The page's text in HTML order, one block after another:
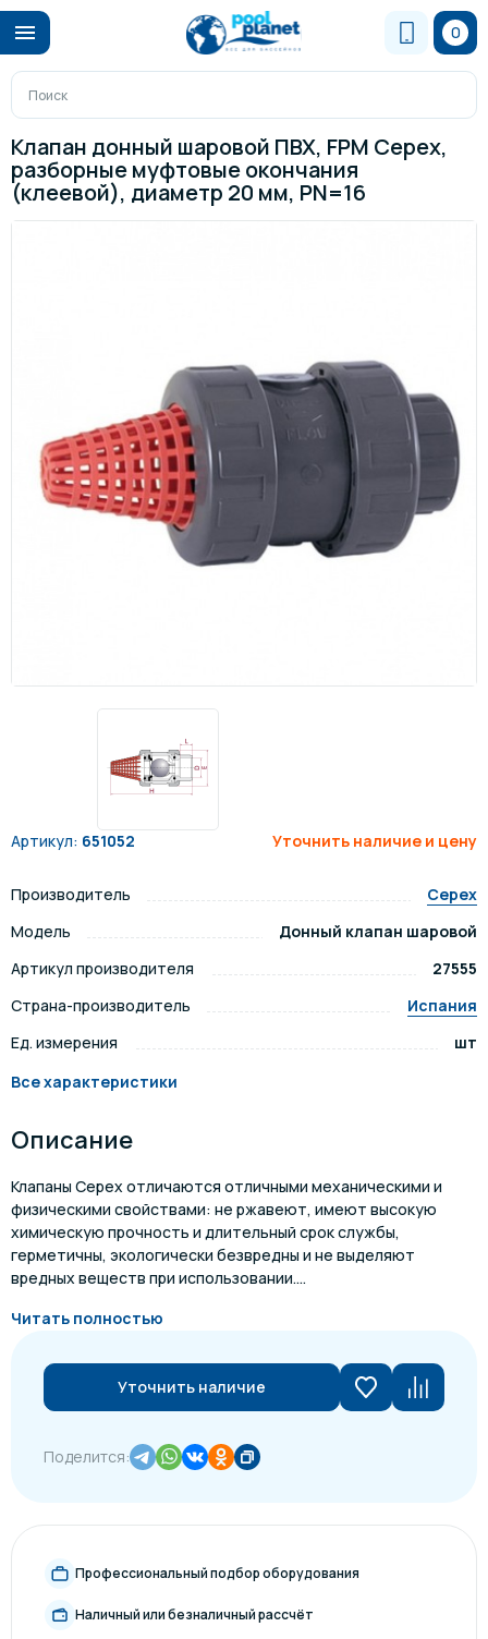
0
Клапан донный шаровой ПВХ, FPM Cepex,
разборные муфтовые окончания
(клеевой), диаметр 20 мм, PN=16
Артикул: 651052 Уточнить наличие и цену
Производитель
Cepex
Модель
Донный клапан шаровой
Артикул производителя
27555
Страна-производитель
Испания
Ед. измерения
шт
Все характеристики
Описание
Клапаны Cepex отличаются отличными механическими и
физическими свойствами: не ржавеют, имеют высокую
химическую прочность и длительный срок службы,
герметичны, экологически безвредны и не выделяют
вредных веществ при использовании....
Читать полностью
Уточнить наличие
Поделится:
Профессиональный подбор оборудования
Наличный или безналичный рассчёт